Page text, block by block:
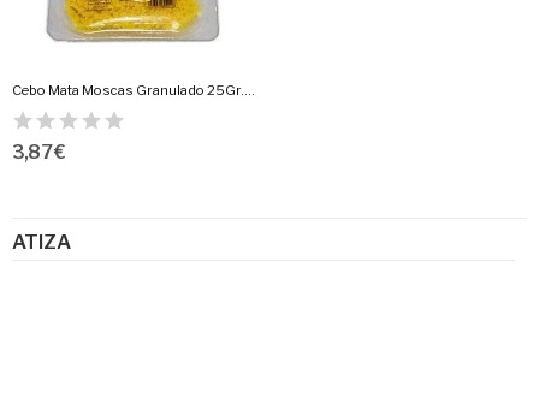
ATIZA
Cebo Mata Moscas Granulado 25Gr.Atiza
3,87 €